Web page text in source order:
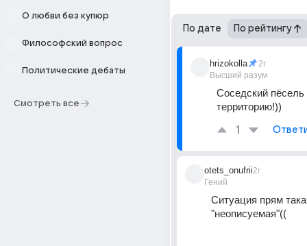
О любви без купюр
Философский вопрос
Политические дебаты
Смотреть все
По дате По рейтингу
hrizokolla
Высший разум
2г
Соседский пёсель
территорию!))
1
otets_onufrii
Гений
2г
Ситуация прям
"неописуемая"((